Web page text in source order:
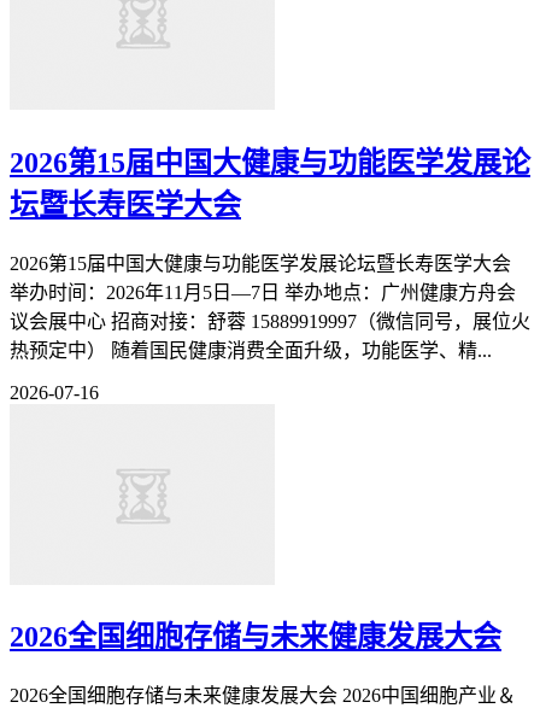
2026第15届中国大健康与功能医学发展论
坛暨长寿医学大会
2026第15届中国大健康与功能医学发展论坛暨长寿医学大会
举办时间：2026年11月5日—7日 举办地点：广州健康方舟会
议会展中心 招商对接：舒蓉 15889919997（微信同号，展位火
热预定中） 随着国民健康消费全面升级，功能医学、精...
2026-07-16
2026全国细胞存储与未来健康发展大会
2026全国细胞存储与未来健康发展大会 2026中国细胞产业＆